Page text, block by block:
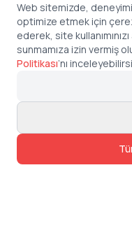
Web sitemizde,
optimize etmek için
ederek, site
sunmamıza izin vermiş
Politikası’nı